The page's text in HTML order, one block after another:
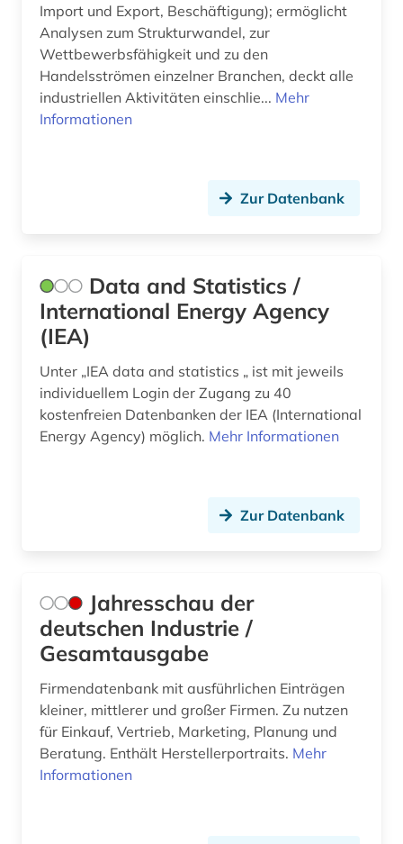
Import und Export, Beschäftigung); ermöglicht
Analysen zum Strukturwandel, zur
Wettbewerbsfähigkeit und zu den
Handelsströmen einzelner Branchen, deckt alle
industriellen Aktivitäten einschlie... Mehr
Informationen
Zur Datenbank
Data and Statistics /
International Energy Agency
(IEA)
Unter „IEA data and statistics „ ist mit jeweils
individuellem Login der Zugang zu 40
kostenfreien Datenbanken der IEA (International
Energy Agency) möglich. Mehr Informationen
Zur Datenbank
Jahresschau der
deutschen Industrie /
Gesamtausgabe
Firmendatenbank mit ausführlichen Einträgen
kleiner, mittlerer und großer Firmen. Zu nutzen
für Einkauf, Vertrieb, Marketing, Planung und
Beratung. Enthält Herstellerportraits. Mehr
Informationen